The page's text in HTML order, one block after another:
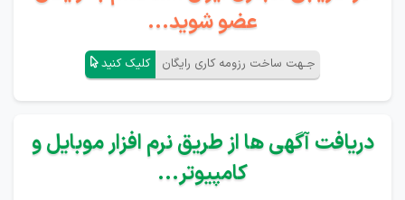
عضو شوید...
جـهت ساخت رزومه کاری رایگان کلیک کنید
دریافت آگهی ها از طریق نرم افزار موبایل و
کامپیوتر...